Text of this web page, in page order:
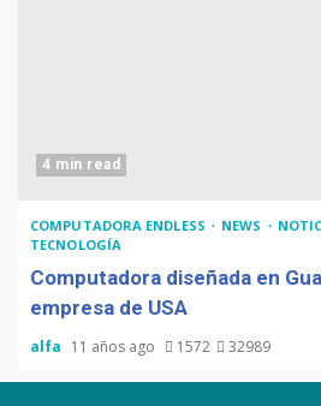
4 min read
COMPUTADORA ENDLESS NEWS
TECNOLOGÍA
Computadora diseñada en
empresa de USA
alfa 11 años ago 1572 32989